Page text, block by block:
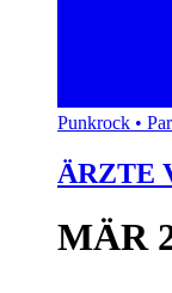
Punkrock •
ÄRZTE
MÄR